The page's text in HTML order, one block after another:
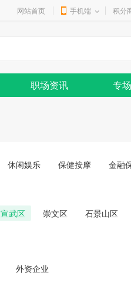
网站首页 手机端 积分
职场资讯 专
休闲娱乐 保健按摩 金融
宣武区 崇文区 石景山区
外资企业